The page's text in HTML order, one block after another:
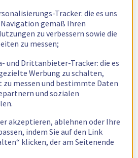
Tracker: die es uns
gemäß Ihren
zu verbessern sowie die
zu messen;
und Drittanbieter-Tracker: die es
Werbung zu schalten,
zu messen und bestimmte Daten
und sozialen
akzeptieren, ablehnen oder Ihre
indem Sie auf den Link
klicken, der am Seitenende